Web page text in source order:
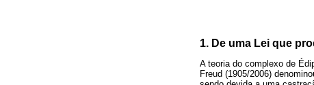
1. De uma Lei que
A teoria do complexo de
Freud (1905/2006)